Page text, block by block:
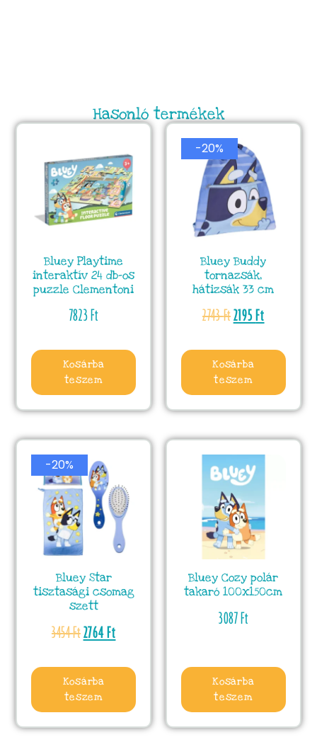
Hasonló termékek
Bluey Playtime
interaktív 24 db-os
puzzle Clementoni
7823Ft
Kosárba
teszem
-20%
Bluey Buddy
tornazsák,
hátizsák 33 cm
2743Ft2195Ft
Kosárba
teszem
-20%
Bluey Star
tisztasági csomag
szett
3454Ft2764Ft
Kosárba
teszem
Bluey Cozy polár
takaró 100x150cm
3087Ft
Kosárba
teszem